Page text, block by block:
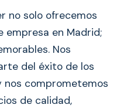
no solo ofrecemos
empresa en Madrid;
Nos
del éxito de los
nos comprometemos
de calidad,